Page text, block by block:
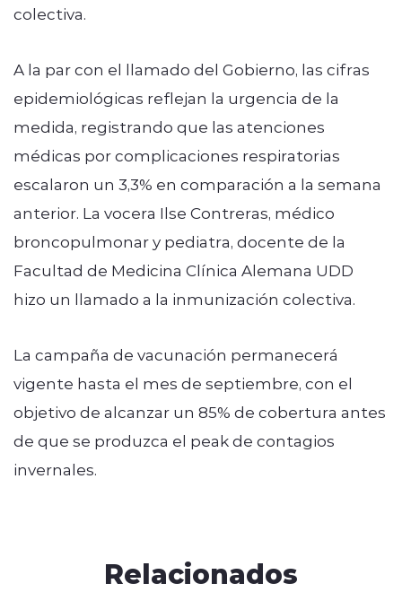
colectiva.
A la par con el llamado del Gobierno, las cifras
epidemiológicas reflejan la urgencia de la
medida, registrando que las atenciones
médicas por complicaciones respiratorias
escalaron un 3,3% en comparación a la semana
anterior. La vocera Ilse Contreras, médico
broncopulmonar y pediatra, docente de la
Facultad de Medicina Clínica Alemana UDD
hizo un llamado a la inmunización colectiva.
La campaña de vacunación permanecerá
vigente hasta el mes de septiembre, con el
objetivo de alcanzar un 85% de cobertura antes
de que se produzca el peak de contagios
invernales.
Relacionados